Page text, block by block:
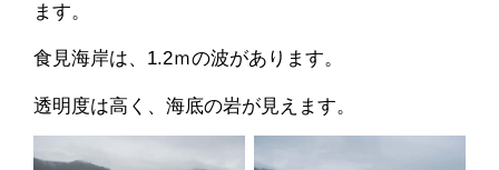
ます。
食見海岸は、1.2ｍの波があります。
透明度は高く、海底の岩が見えます。